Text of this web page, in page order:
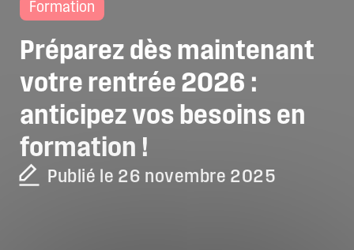
Formation
Préparez dès maintenant
votre rentrée 2026 :
anticipezvos besoins en
formation !
Publié le 26 novembre 2025